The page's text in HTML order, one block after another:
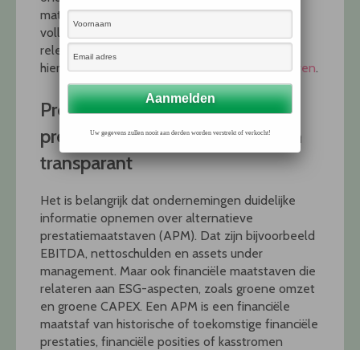
materiële onderwerpen samenhangende en
volledige (beleids)informatie opnemen mét
relevante prestatie-indicatoren. Zij kunnen
hiervoor gebruikmaken van Europeserichtsnoeren.
Presenteer alternatieve
prestatiemaatstaven duidelijk en
transparant
Het is belangrijk dat ondernemingen duidelijke
informatie opnemen over alternatieve
prestatiemaatstaven (APM). Dat zijn bijvoorbeeld
EBITDA, nettoschulden en assets under
management. Maar ook financiële maatstaven die
relateren aan ESG-aspecten, zoals groene omzet
en groene CAPEX. Een APM is een financiële
maatstaf van historische of toekomstige financiële
prestaties, financiële posities of kasstromen
Uw gegevens zullen nooit aan derden worden verstrekt of verkocht!